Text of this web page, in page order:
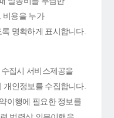
비용을 누가
명확하게 표시합니다.
집시 서비스제공을
인정보를 수집합니다.
이행에 필요한 정보를